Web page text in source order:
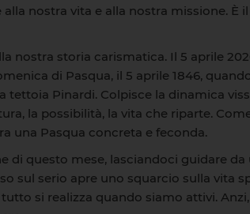
nostra vita e alla nostra missione. È
storia carismatica. Il 5 aprile
di Pasqua, il 5 aprile 1846,
Pinardi. Colpisce la dinamica
la possibilità, la vita che riparte.
una Pasqua concreta e feconda.
di questo mese, lasciandoci guidare
sul serio apre uno squarcio sulla vita
si realizza quando siamo attivi.